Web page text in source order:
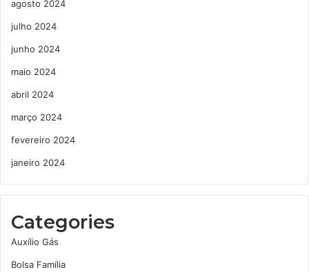
agosto 2024
julho 2024
junho 2024
maio 2024
abril 2024
março 2024
fevereiro 2024
janeiro 2024
Categories
Auxílio Gás
Bolsa Família